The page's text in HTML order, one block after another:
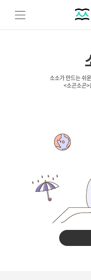
소소가 만드는 쉬
<소곤소곤>